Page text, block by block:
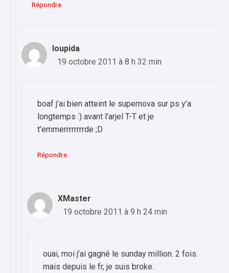
Répondre
loupida
19 octobre 2011 à 8 h 32 min
boaf j’ai bien atteint le supernova sur ps y’a
longtemps :) avant l’arjel T-T et je
t’emmerrrrrrrrde ;D
Répondre
XMaster
19 octobre 2011 à 9 h 24 min
ouai, moi j’ai gagné le sunday million. 2 fois.
mais depuis le fr, je suis broke.